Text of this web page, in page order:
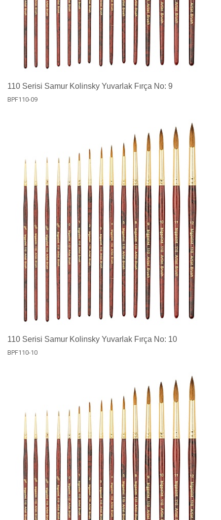
110 Serisi Samur Kolinsky Yuvarlak Fırça No: 9
BPF110-09
110 Serisi Samur Kolinsky Yuvarlak Fırça No: 10
BPF110-10